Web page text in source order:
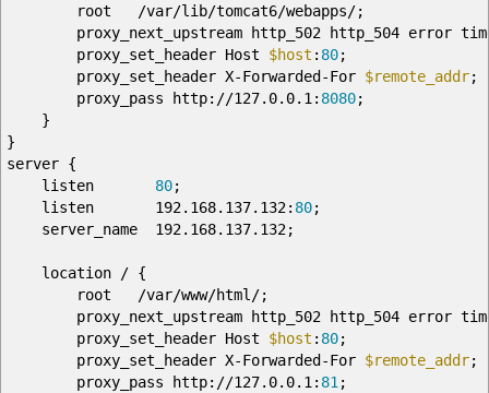
root
/var/lib/tomcat6/webapps/;
proxy_next_upstream http_502 http_504 error
proxy_set_header Host $host : 80;
proxy_set_header X-Forwarded-For $remote_addr;
proxy_pass http: //127.0.0.1: 8080;
}
}
server {
listen 80;
listen 192.168.137.132: 80;
server_name 192.168.137.132;
location / {
root
/var/www/html /;
proxy_next_upstream http_502 http_504 error
proxy_set_header Host $host : 80;
proxy_set_header X-Forwarded-For $remote_addr;
proxy_pass http: //127.0.0.1: 81 ;